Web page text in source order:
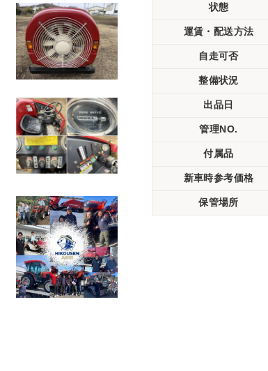
状態
運賃・配送方法
自走可否
整備状況
出品日
管理NO.
付属品
新車時参考価格
保管場所